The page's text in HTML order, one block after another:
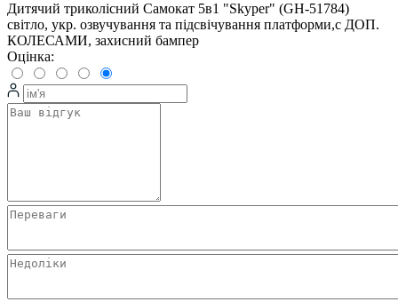
Дитячий триколісний Самокат 5в1 "Skyper" (GH-51784)
світло, укр. озвучування та підсвічування платформи,с ДОП.
КОЛЕСАМИ, захисний бампер
Оцінка: